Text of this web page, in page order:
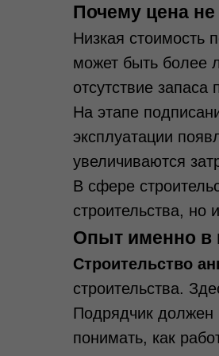
Почему цена
Низкая стоимость
может быть более
отсутствие запаса
На этапе
эксплуатации
увеличиваются
В сфере
строительства, но
Опыт именно в
Строительство
строительства.
Подрядчик должен
понимать, как